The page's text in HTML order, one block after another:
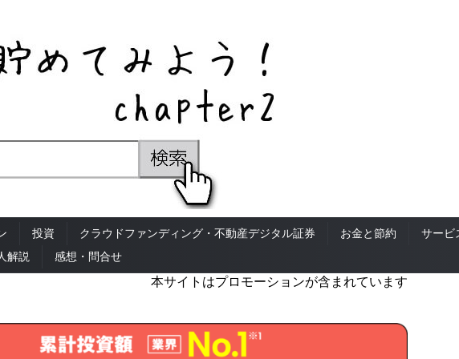
投資 クラウドファンディング・不動産デジタル証券 お金と節約
サービ
解説 感想・問合せ
本サイトはプロモーションが含まれています